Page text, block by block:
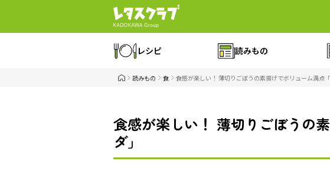
レシピ 読みもの
読みもの 食 食感が楽しい！ 薄切りごぼうの素揚げでボリューム満点
食感が楽しい！ 薄切りごぼうの
ダ」